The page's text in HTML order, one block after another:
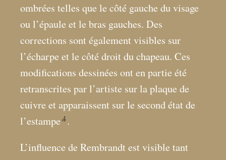
ombrées telles que le côté gauche du visage
ou l’épaule et le bras gauches. Des
corrections sont également visibles sur
l’écharpe et le côté droit du chapeau. Ces
modifications dessinées ont en partie été
retranscrites par l’artiste sur la plaque de
cuivre et apparaissent sur le second état de
l’estampe 4 .
L’influence de Rembrandt est visible tant